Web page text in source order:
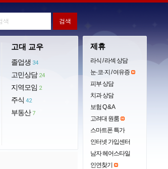
고대 교우
졸업생 34
고민상담 24
지역모임 2
주식 42
부동산 7
제휴
라식 / 라섹 상담
눈·코·지 / 여유증
피부 상담
치과 상담
보험 Q & A
고려대 원룸
스마트폰 특가
인터넷 가입센터
남자 헤어스타일
인연찾기